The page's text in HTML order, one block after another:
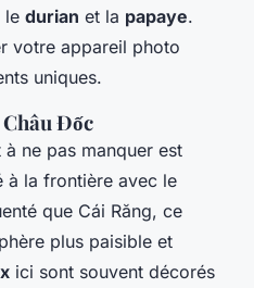
le durian et la papaye.
votre appareil photo
uniques.
Đốc
ne pas manquer est
à la frontière avec le
que Cái Răng, ce
plus paisible et
ici sont souvent décorés